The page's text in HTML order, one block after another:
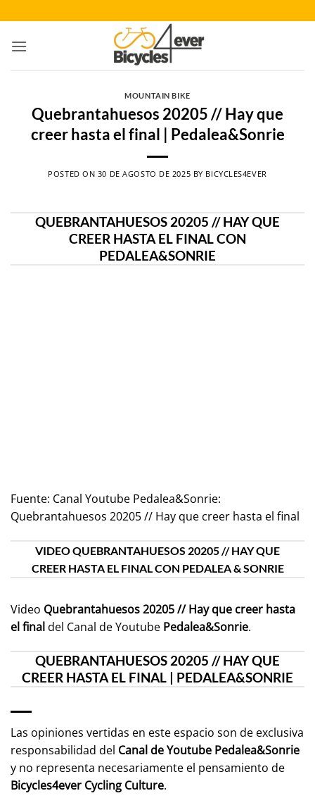
al
contenido
MOUNTAIN BIKE
Quebrantahuesos 20205 // Hay que
creer hasta el final | Pedalea&Sonrie
POSTED ON 30 DE AGOSTO DE 2025 BY BICYCLES4EVER
QUEBRANTAHUESOS 20205 // HAY QUE
CREER HASTA EL FINAL CON
PEDALEA&SONRIE
Fuente: Canal Youtube Pedalea&Sonrie:
Quebrantahuesos 20205 // Hay que creer hasta el final
VIDEO QUEBRANTAHUESOS 20205 // HAY QUE
CREER HASTA EL FINAL CON PEDALEA & SONRIE
Video Quebrantahuesos 20205 // Hay que creer hasta
el finaldel Canal de Youtube Pedalea&Sonrie.
QUEBRANTAHUESOS 20205 // HAY QUE
CREER HASTA EL FINAL | PEDALEA&SONRIE
Las opiniones vertidas en este espacio son de exclusiva
responsabilidad del Canal de Youtube Pedalea&Sonrie
y no representa necesariamente el pensamiento de
Bicycles4ever Cycling Culture.